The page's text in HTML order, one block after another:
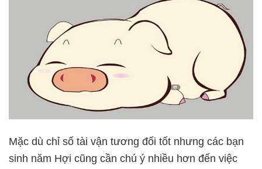
Mặc dù chỉ số tài vận tương đối tốt nhưng các bạn
sinh năm Hợi cũng cần chú ý nhiều hơn đến việc